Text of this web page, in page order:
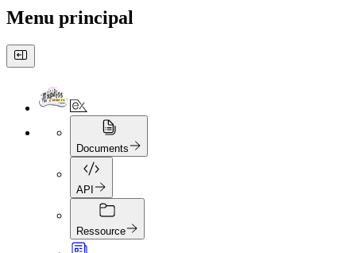
Menu principal
Documents
API
Ressource